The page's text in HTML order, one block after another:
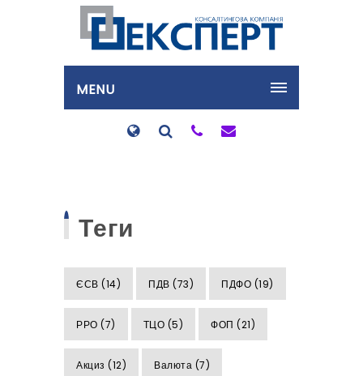
MENU
Теги
ЄСВ (14) ПДВ (73) ПДФО (19)
РРО (7) ТЦО (5) ФОП (21)
Акциз (12) Валюта (7)